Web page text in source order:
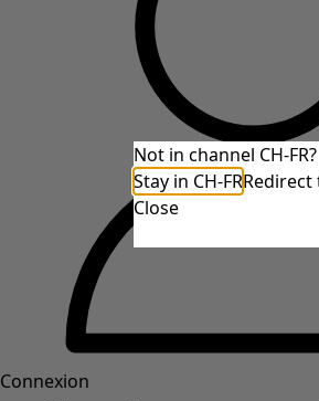
Connexion
Not in channel CH-FR?
Stay in CH-FRRedirect
Close